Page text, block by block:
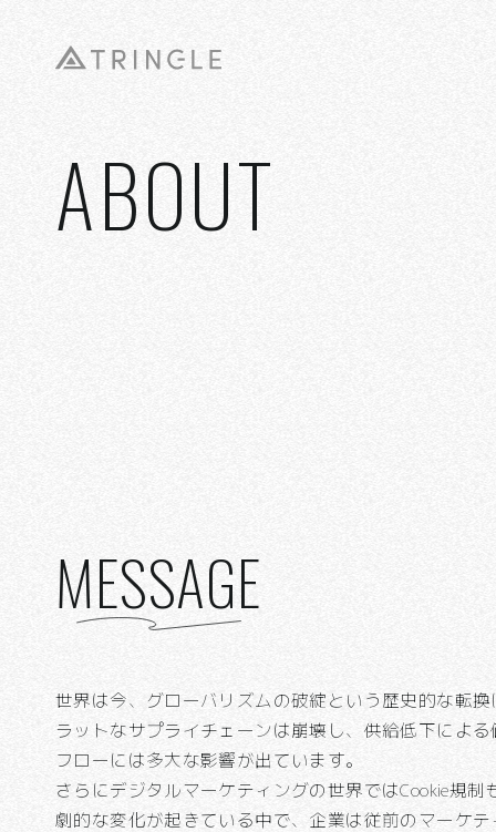
ABOUT
MESSAGE
世界は今、グローバリズムの破綻という歴史的な転
ラットなサプライチェーンは崩壊し、供給低下によ
フローには多大な影響が出ています。
さらにデジタルマーケティングの世界ではCookie規
劇的な変化が起きている中で、企業は従前のマーケ